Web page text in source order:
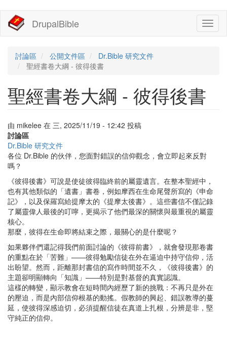
主
DrupalBible
討論區 公開文件區
Dr.Bible 研究文件
聖經書卷大綱 - 彼得後書
聖經書卷大綱 - 彼得後書
由 mikelee 在 三, 2025/11/19 - 12:42 投稿
討論區
Dr.Bible 研究文件
各位 Dr.Bible 的伙伴，您面對錯誤的信仰觀念，會立即起來反對
嗎？
《彼得後書》可說是使徒彼得臨終前的屬靈遺言。在整本聖經中，
也有其他類似的「遺書」書卷，例如摩西在生命尾聲所寫的《申命
記》，以及保羅寫給提摩太的《提摩太後書》。這些書信不僅記錄
了屬靈偉人最後的叮嚀，更揭示了他們最深的關懷與最重視的屬靈
核心。
那麼，彼得在生命即將結束之際，最關心的是什麼呢？
如果夥伴們還記得我們前面討論的《彼得前書》，就會發現那卷書
的重點在於「苦難」——彼得勉勵信徒在外在逼迫中持守信仰，活
出盼望。然而，距離那封書信的寫作時間並不久，《彼得後書》的
主題卻明顯轉向「知識」——特別是對基督的真實認識。
這樣的轉變，顯示教會在短時間內經歷了新的挑戰：不再只是外在
的壓迫，而是內部信仰根基的動搖。假教師的興起、錯誤教導的蔓
延，使彼得深感迫切，必須提醒信徒在真道上扎根，分辨是非，堅
守純正的信仰。